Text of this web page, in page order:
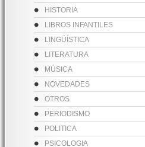
HISTORIA
LIBROS INFANTILES
LINGÜÍSTICA
LITERATURA
MÚSICA
NOVEDADES
OTROS
PERIODISMO
POLITICA
PSICOLOGIA